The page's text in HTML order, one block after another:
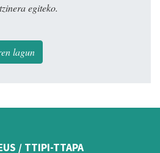
egiteko.
lagun
/ TTIPI-TTAPA